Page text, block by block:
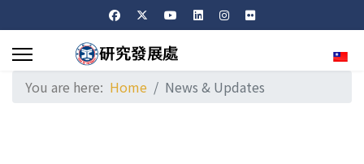
You are here: Home News & Updates